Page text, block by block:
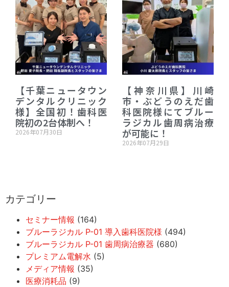
【千葉ニュータウン
デンタルクリニック
様】全国初！歯科医
院初の2台体制へ！
2026年07月30日
【神奈川県】川崎
市・ぶどうのえだ歯
科医院様にてブルー
ラジカル歯周病治療
が可能に！
2026年07月29日
カテゴリー
セミナー情報 (164)
ブルーラジカル P-01 導入歯科医院様 (494)
ブルーラジカル P-01 歯周病治療器 (680)
プレミアム電解水 (5)
メディア情報 (35)
医療消耗品 (9)